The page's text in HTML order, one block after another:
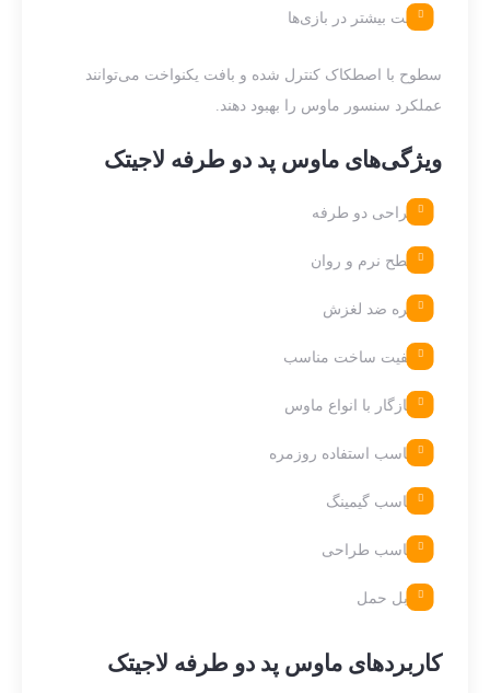
دقت بیشتر در بازی‌ها
سطوح با اصطکاک کنترل شده و بافت یکنواخت می‌توانند
عملکرد سنسور ماوس را بهبود دهند.
ویژگی‌های ماوس پد دو طرفه لاجیتک
طراحی دو طرفه
سطح نرم و روان
زیره ضد لغزش
کیفیت ساخت مناسب
سازگار با انواع ماوس
مناسب استفاده روزمره
مناسب گیمینگ
مناسب طراحی
قابل حمل
کاربردهای ماوس پد دو طرفه لاجیتک